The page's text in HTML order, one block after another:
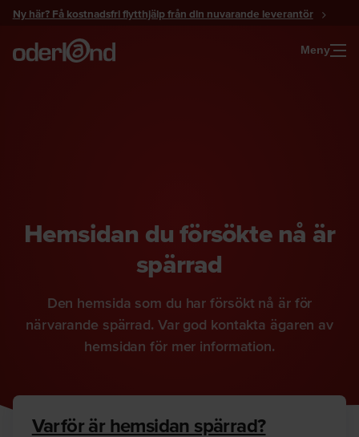
Gå
innehåll
Ny här? Få kostnadsfri flytthjälp från din nuvarande leverantör
Meny
Hemsidan du försökte nå är
spärrad
Den hemsida som du har försökt nå är för
närvarande spärrad. Var god kontakta ägaren av
hemsidan för mer information.
Varför är hemsidan spärrad?